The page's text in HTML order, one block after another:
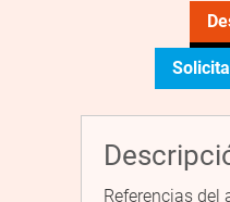
Referencias